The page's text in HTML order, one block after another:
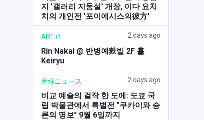
지 '갤러리 지동설' 개장, 이다 요치
치의 개인전 '포이에시스의彼方'
ART iT 2 days ago
Rin Nakai @ 반병예麸빌 2F 홀
Keiryu
産経ニュース 2 days ago
비교 예술의 걸작 한 도에: 도쿄 국
립 박물관에서 특별전 "쿠카이와 승
론의 명보" 9월 6일까지